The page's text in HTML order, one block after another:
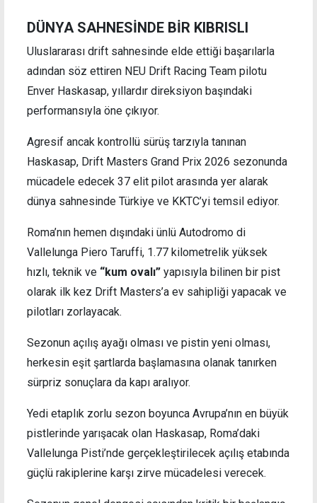
DÜNYA SAHNESİNDE BİR KIBRISLI
Uluslararası drift sahnesinde elde ettiği başarılarla
adından söz ettiren NEU Drift Racing Team pilotu
Enver Haskasap, yıllardır direksiyon başındaki
performansıyla öne çıkıyor.
Agresif ancak kontrollü sürüş tarzıyla tanınan
Haskasap, Drift Masters Grand Prix 2026 sezonunda
mücadele edecek 37 elit pilot arasında yer alarak
dünya sahnesinde Türkiye ve KKTC’yi temsil ediyor.
Roma’nın hemen dışındaki ünlü Autodromo di
Vallelunga Piero Taruffi, 1.77 kilometrelik yüksek
hızlı, teknik ve “kum ovalı” yapısıyla bilinen bir pist
olarak ilk kez Drift Masters’a ev sahipliği yapacak ve
pilotları zorlayacak.
Sezonun açılış ayağı olması ve pistin yeni olması,
herkesin eşit şartlarda başlamasına olanak tanırken
sürpriz sonuçlara da kapı aralıyor.
Yedi etaplık zorlu sezon boyunca Avrupa’nın en büyük
pistlerinde yarışacak olan Haskasap, Roma’daki
Vallelunga Pisti’nde gerçekleştirilecek açılış etabında
güçlü rakiplerine karşı zirve mücadelesi verecek.